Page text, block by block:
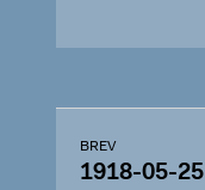
BREV
1918-05-25